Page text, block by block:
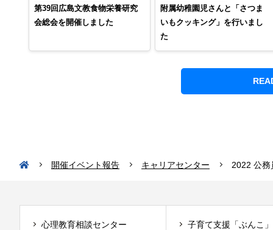
第39回広島文教食物栄養研究
会総会を開催しました
附属幼稚園児さんと「さつま
いもクッキング」を行いまし
た
開催イベント報告 キャリアセンター 2022 公務
心理教育相談センター 子育て支援「ぶんこ」